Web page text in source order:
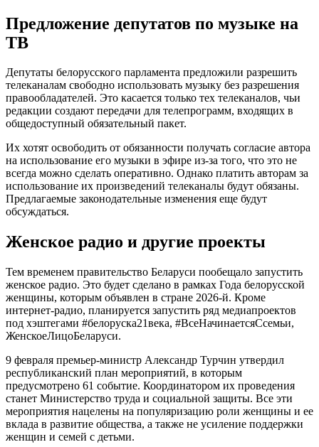
Предложение депутатов по музыке на
ТВ
Депутаты белорусского парламента предложили разрешить
телеканалам свободно использовать музыку без разрешения
правообладателей. Это касается только тех телеканалов, чьи
редакции создают передачи для телепрограмм, входящих в
общедоступный обязательный пакет.
Их хотят освободить от обязанности получать согласие автора
на использование его музыки в эфире из-за того, что это не
всегда можно сделать оперативно. Однако платить авторам за
использование их произведений телеканалы будут обязаны.
Предлагаемые законодательные изменения еще будут
обсуждаться.
Женское радио и другие проекты
Тем временем правительство Беларуси пообещало запустить
женское радио. Это будет сделано в рамках Года белорусской
женщины, которым объявлен в стране 2026-й. Кроме
интернет-радио, планируется запустить ряд медиапроектов
под хэштегами #белоруска21века, #ВсеНачинаетсяСсемьи,
ЖенскоеЛицоБеларуси.
9 февраля премьер-министр Александр Турчин утвердил
республиканский план мероприятий, в которым
предусмотрено 61 событие. Координатором их проведения
станет Министерство труда и социальной защиты. Все эти
мероприятия нацелены на популяризацию роли женщины и ее
вклада в развитие общества, а также не усиление поддержки
женщин и семей с детьми.